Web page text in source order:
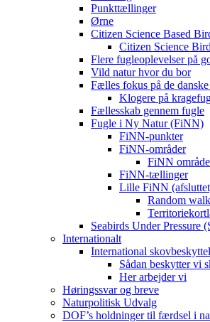
Punkttællinger
Ørne
Citizen Science Based
Citizen Science
Flere fugleoplevelser på
Vild natur hvor du bor
Fælles fokus på de
Klogere på
Fællesskab gennem fugle
Fugle i Ny Natur (FiNN)
FiNN-punkter
FiNN-områder
FiNN
FiNN-tællinger
Lille FiNN
Random
Seabirds Under Pressure
Internationalt
International
Sådan beskytter vi
Her arbejder vi
Høringssvar og breve
Naturpolitisk Udvalg
DOF’s holdninger til færdsel i